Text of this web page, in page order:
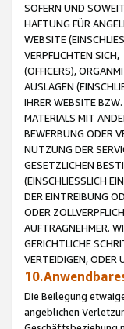
SOFERN UND
HAFTUNG FÜR
WEBSITE
VERPFLICHTEN
(OFFICERS),
AUSLAGEN
IHRER WEBSITE
MATERIALS MIT
BEWERBUNG ODER
NUTZUNG DER
GESETZLICHEN
(EINSCHLIESSLICH
DER EINTREIBUNG
ODER
AUFTRAGNEHMER.
GERICHTLICHE
VERTEIDIGEN, ODER
Die Beilegung
angeblichen